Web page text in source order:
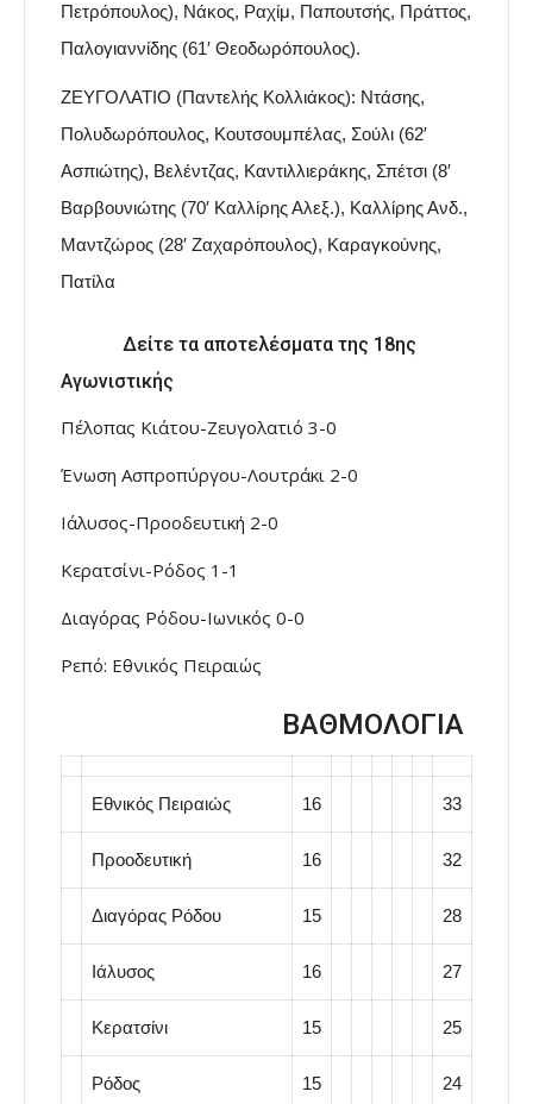
Πετρόπουλος), Νάκος, Ραχίμ, Παπουτσής, Πράττος,
Παλογιαννίδης (61′ Θεοδωρόπουλος).
ΖΕΥΓΟΛΑΤΙΟ (Παντελής Κολλιάκος): Ντάσης,
Πολυδωρόπουλος, Κουτσουμπέλας, Σούλι (62′
Ασπιώτης), Βελέντζας, Καντιλλιεράκης, Σπέτσι (8′
Βαρβουνιώτης (70′ Καλλίρης Αλεξ.), Καλλίρης Ανδ.,
Μαντζώρος (28′ Ζαχαρόπουλος), Καραγκούνης,
Πατίλα
Δείτε τα αποτελέσματα της 18ης
Αγωνιστικής
Πέλοπας Κιάτου-Ζευγολατιό 3-0
Ένωση Ασπροπύργου-Λουτράκι 2-0
Ιάλυσος-Προοδευτική 2-0
Κερατσίνι-Ρόδος 1-1
Διαγόρας Ρόδου-Ιωνικός 0-0
Ρεπό: Εθνικός Πειραιώς
ΒΑΘΜΟΛΟΓΙΑ
Εθνικός Πειραιώς 16 33
Προοδευτική 16 32
Διαγόρας Ρόδου 15 28
Ιάλυσος 16 27
Κερατσίνι 15 25
Ρόδος 15 24